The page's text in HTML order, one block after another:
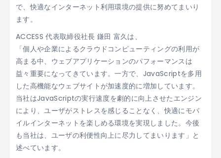
で、快適なインターネット利用環境の提供に努めてまいり
ます。
ACCESS 代表取締役社長 鎌田 富久は、
「個人や企業によるクラウドコンピューティングの利用が
高まる中、ウェブアプリケーションのパフォーマンスは
益々重要になってきています。一方で、JavaScriptを多用
した高機能なウェブサイトが加速度的に増加しています。
当社はJavaScriptの実行速度を劇的に向上させたエンジン
により、ユーザがストレスを感じることなく、快適にモバ
イルインターネットを楽しめる環境を実現しました。今後
も当社は、ユーザの利便性向上に尽力してまいります」と
述べています。